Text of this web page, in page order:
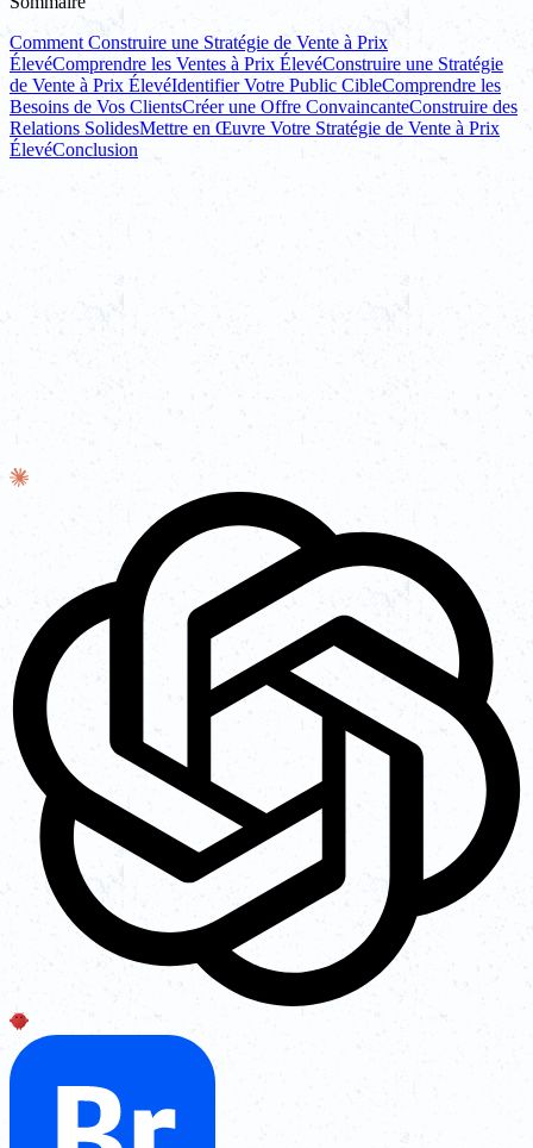
Comment Construire une Stratégie de Vente à Prix
ÉlevéComprendre les Ventes à Prix ÉlevéConstruire une Stratégie
de Vente à Prix ÉlevéIdentifier Votre Public CibleComprendre les
Besoins de Vos ClientsCréer une Offre ConvaincanteConstruire des
Relations SolidesMettre en Œuvre Votre Stratégie de Vente à Prix
ÉlevéConclusion